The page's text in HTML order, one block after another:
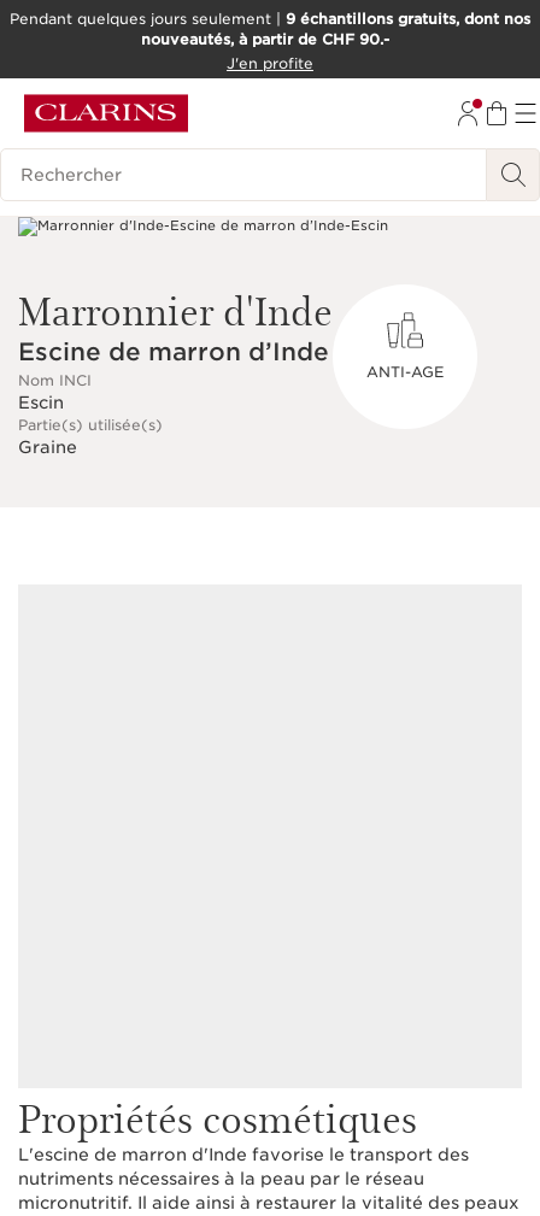
ALLER AU CONTENU
OUTIL D'ACCESSIBILITÉ
Pendant quelques jours seulement | 9 échantillons gratuits, dont nos
nouveautés, à partir de CHF 90.-
J'en profite
Historique des recherches
Marronnier d'Inde
Escine de marron d’Inde
Nom INCI
Escin
Partie(s) utilisée(s)
Graine
ANTI-AGE
Propriétés cosmétiques
L'escine de marron d'Inde favorise le transport des
nutriments nécessaires à la peau par le réseau
micronutritif. Il aide ainsi à restaurer la vitalité des peaux